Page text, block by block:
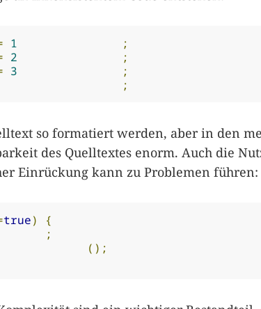
1
;
2
;
3
;
;
so formatiert werden, aber in den
des Quelltextes enorm. Auch die
Einrückung kann zu Problemen führen:
true)
{
;
();